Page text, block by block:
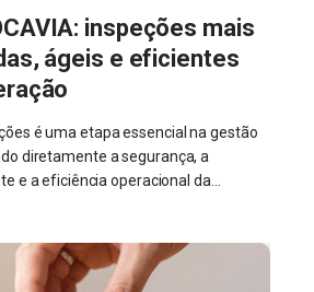
inspeções mais
ágeis e eficientes
é uma etapa essencial na gestão
diretamente a segurança, a
e a eficiência operacional da...